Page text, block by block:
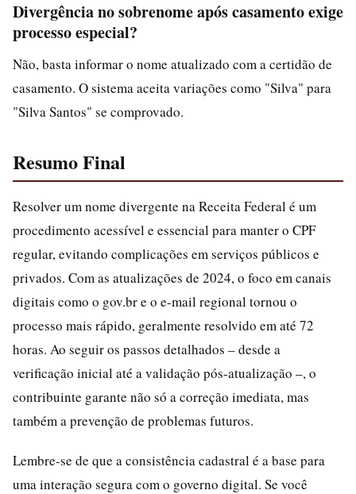
Divergência no sobrenome após casamento exige
processo especial?
Não, basta informar o nome atualizado com a certidão de
casamento. O sistema aceita variações como "Silva" para
"Silva Santos" se comprovado.
Resumo Final
Resolver um nome divergente na Receita Federal é um
procedimento acessível e essencial para manter o CPF
regular, evitando complicações em serviços públicos e
privados. Com as atualizações de 2024, o foco em canais
digitais como o gov.br e o e-mail regional tornou o
processo mais rápido, geralmente resolvido em até 72
horas. Ao seguir os passos detalhados – desde a
verificação inicial até a validação pós-atualização –, o
contribuinte garante não só a correção imediata, mas
também a prevenção de problemas futuros.
Lembre-se de que a consistência cadastral é a base para
uma interação segura com o governo digital. Se você